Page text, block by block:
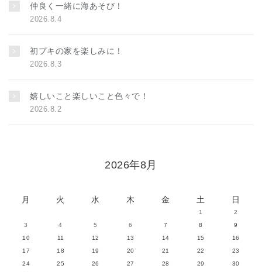
仲良く一緒に海あそび！
2026.8.4
初プキの家を楽しみに！
2026.8.3
嬉しいこと楽しいこと色々で！
2026.8.2
2026年8月
月 火 水 木 金 土 日
1
2
3
4 5 6 7 8
9
10
11 12 13 14 15
16
17
18 19 20 21 22
23
24
25 26 27 28 29
30